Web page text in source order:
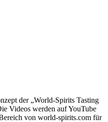
der „World-Spirits Tasting
Videos werden auf YouTube
von world-spirits.com für